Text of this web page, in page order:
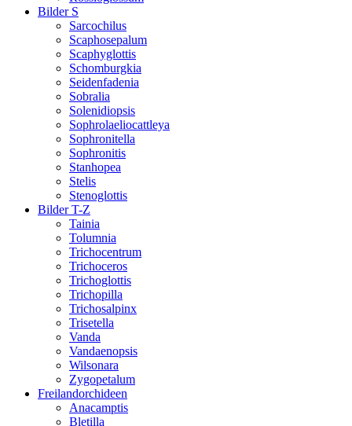
Bilder S
Sarcochilus
Scaphosepalum
Scaphyglottis
Schomburgkia
Seidenfadenia
Sobralia
Solenidiopsis
Sophrolaeliocattleya
Sophronitella
Sophronitis
Stanhopea
Stelis
Stenoglottis
Bilder T-Z
Tainia
Tolumnia
Trichocentrum
Trichoceros
Trichoglottis
Trichopilla
Trichosalpinx
Trisetella
Vanda
Vandaenopsis
Wilsonara
Zygopetalum
Freilandorchideen
Anacamptis
Bletilla